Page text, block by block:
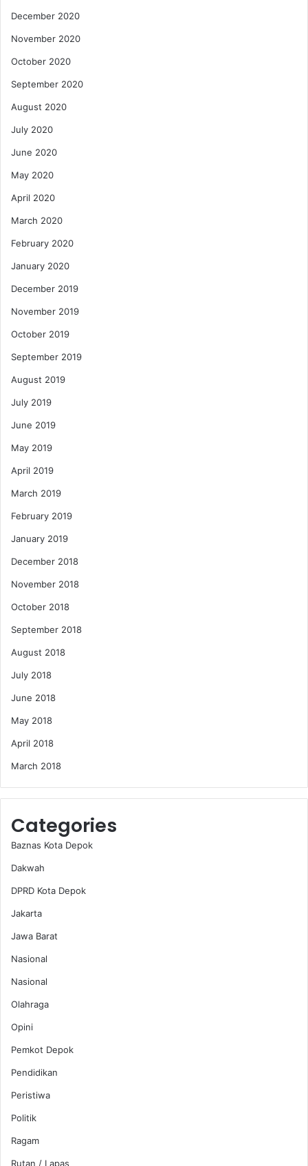
December 2020
November 2020
October 2020
September 2020
August 2020
July 2020
June 2020
May 2020
April 2020
March 2020
February 2020
January 2020
December 2019
November 2019
October 2019
September 2019
August 2019
July 2019
June 2019
May 2019
April 2019
March 2019
February 2019
January 2019
December 2018
November 2018
October 2018
September 2018
August 2018
July 2018
June 2018
May 2018
April 2018
March 2018
Categories
Baznas Kota Depok
Dakwah
DPRD Kota Depok
Jakarta
Jawa Barat
Nasional
Nasional
Olahraga
Opini
Pemkot Depok
Pendidikan
Peristiwa
Politik
Ragam
Rutan / Lapas